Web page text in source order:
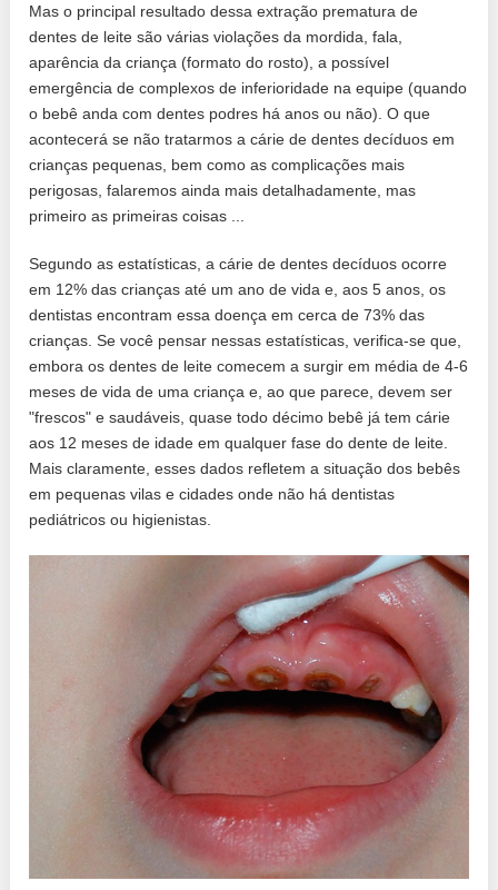
Mas o principal resultado dessa extração prematura de
dentes de leite são várias violações da mordida, fala,
aparência da criança (formato do rosto), a possível
emergência de complexos de inferioridade na equipe (quando
o bebê anda com dentes podres há anos ou não). O que
acontecerá se não tratarmos a cárie de dentes decíduos em
crianças pequenas, bem como as complicações mais
perigosas, falaremos ainda mais detalhadamente, mas
primeiro as primeiras coisas ...
Segundo as estatísticas, a cárie de dentes decíduos ocorre
em 12% das crianças até um ano de vida e, aos 5 anos, os
dentistas encontram essa doença em cerca de 73% das
crianças. Se você pensar nessas estatísticas, verifica-se que,
embora os dentes de leite comecem a surgir em média de 4-6
meses de vida de uma criança e, ao que parece, devem ser
"frescos" e saudáveis, quase todo décimo bebê já tem cárie
aos 12 meses de idade em qualquer fase do dente de leite.
Mais claramente, esses dados refletem a situação dos bebês
em pequenas vilas e cidades onde não há dentistas
pediátricos ou higienistas.